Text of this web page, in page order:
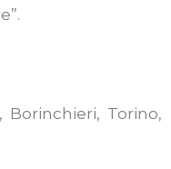
Borinchieri, Torino,